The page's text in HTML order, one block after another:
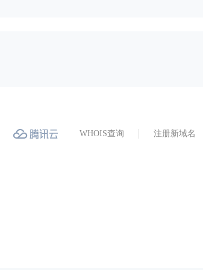
WHOIS查询 注册新域名